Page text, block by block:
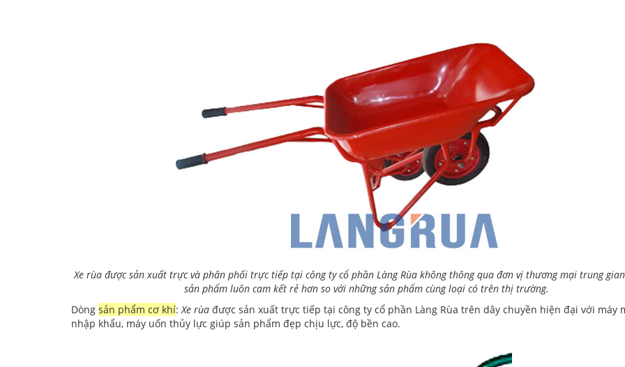
Xe rùa được sản xuất trực và phân phối trực tiếp tại công ty cổ phần Làng Rùa không thông qua đơn vị thương mại trung
sản phẩm luôn cam kết rẻ hơn so với những sản phẩm cùng loại có trên thị trường.
Dòng sản phẩm cơ khí: Xe rùa được sản xuất trực tiếp tại công ty cổ phần Làng Rùa trên dây chuyền hiện đại với máy
nhập khẩu, máy uốn thủy lực giúp sản phẩm đẹp chịu lực, độ bền cao.